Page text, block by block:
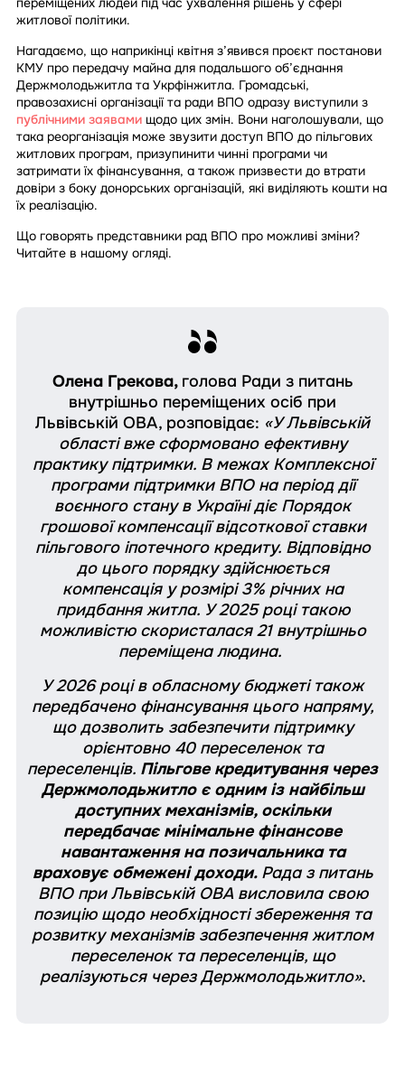
житлової політики.
Нагадаємо, що наприкінці квітня з’явився проєкт постанови
КМУ про передачу майна для подальшого об’єднання
Держмолодьжитла та Укрфінжитла. Громадські,
правозахисні організації та ради ВПО одразу виступили з
публічними заявами щодо цих змін. Вони наголошували, що
така реорганізація може звузити доступ ВПО до пільгових
житлових програм, призупинити чинні програми чи
затримати їх фінансування, а також призвести до втрати
довіри з боку донорських організацій, які виділяють кошти на
їх реалізацію.
Що говорять представники рад ВПО про можливі зміни?
Читайте в нашому огляді.
Олена Грекова, голова Ради з питань
внутрішньо переміщених осіб при
Львівській ОВА, розповідає: «У Львівській
області вже сформовано ефективну
практику підтримки. В межах Комплексної
програми підтримки ВПО на період дії
воєнного стану в Україні діє Порядок
грошової компенсації відсоткової ставки
пільгового іпотечного кредиту. Відповідно
до цього порядку здійснюється
компенсація у розмірі 3% річних на
придбання житла. У 2025 році такою
можливістю скористалася 21 внутрішньо
переміщена людина.
У 2026 році в обласному бюджеті також
передбачено фінансування цього напряму,
що дозволить забезпечити підтримку
орієнтовно 40 переселенок та
переселенців. Пільгове кредитування через
Держмолодьжитло є одним із найбільш
доступних механізмів, оскільки
передбачає мінімальне фінансове
навантаження на позичальника та
враховує обмежені доходи. Рада з питань
ВПО при Львівській ОВА висловила свою
позицію щодо необхідності збереження та
розвитку механізмів забезпечення житлом
переселенок та переселенців, що
реалізуються через Держмолодьжитло».